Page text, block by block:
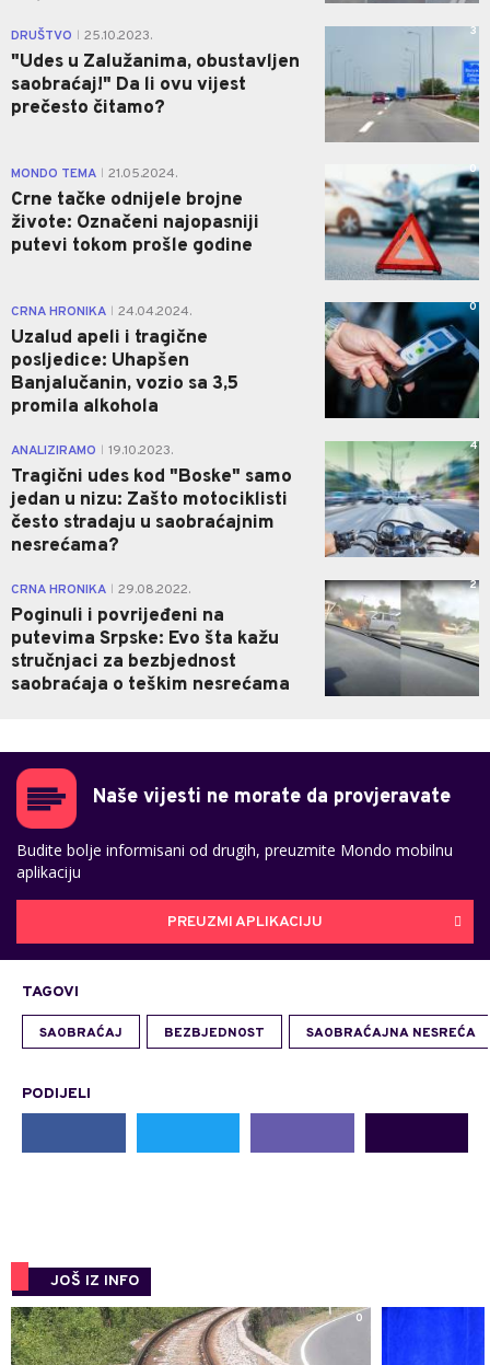
DRUŠTVO 25.10.2023.
"Udes u Zalužanima, obustavljen
saobraćaj!" Da li ovu vijest
prečesto čitamo?
3
MONDO TEMA 21.05.2024.
Crne tačke odnijele brojne
živote: Označeni najopasniji
putevi tokom prošle godine
0
CRNA HRONIKA 24.04.2024.
Uzalud apeli i tragične
posljedice: Uhapšen
Banjalučanin, vozio sa 3,5
promila alkohola
0
ANALIZIRAMO 19.10.2023.
Tragični udes kod "Boske" samo
jedan u nizu: Zašto motociklisti
često stradaju u saobraćajnim
nesrećama?
4
CRNA HRONIKA 29.08.2022.
Poginuli i povrijeđeni na
putevima Srpske: Evo šta kažu
stručnjaci za bezbjednost
saobraćaja o teškim nesrećama
2
Naše vijesti ne morate da provjeravate
Budite bolje informisani od drugih, preuzmite Mondo mobilnu
aplikaciju
PREUZMI APLIKACIJU
TAGOVI
SAOBRAĆAJ BEZBJEDNOST SAOBRAĆAJNA NESREĆA
PODIJELI
JOŠ IZ INFO
0